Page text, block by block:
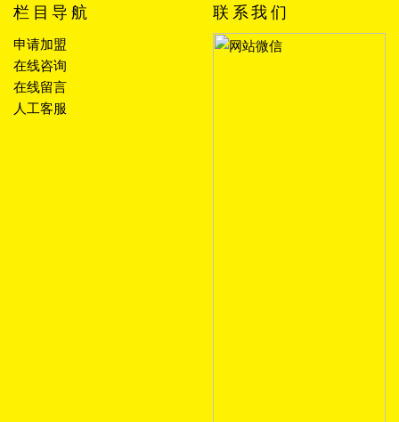
栏目导航
申请加盟
在线咨询
在线留言
人工客服
联系我们